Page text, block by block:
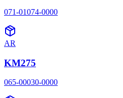
071-01074-0000
AR
KM275
065-00030-0000